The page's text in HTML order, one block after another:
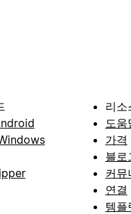
리소
도움
가격
블로
커뮤
연결
템플